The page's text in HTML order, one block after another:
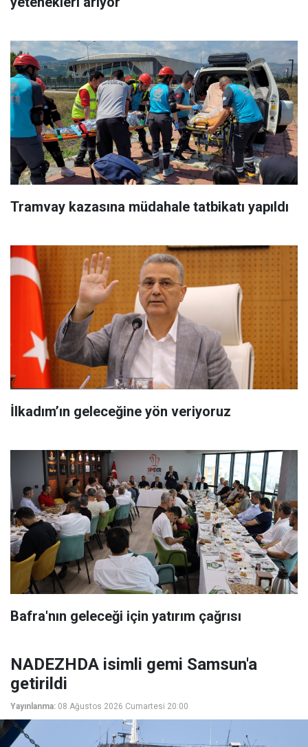
Tramvay kazasına müdahale tatbikatı yapıldı
İlkadım’ın geleceğine yön veriyoruz
Bafra'nın geleceği için yatırım çağrısı
NADEZHDA isimli gemi Samsun'a
getirildi
Yayınlanma: 08 Ağustos 2026 Cumartesi 20:00